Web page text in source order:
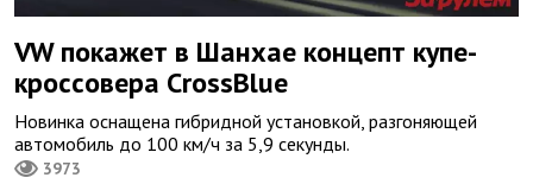
VW покажет в Шанхае концепт купе-
кроссовера CrossBlue
Новинка оснащена гибридной установкой, разгоняющей
автомобиль до 100 км/ч за 5,9 секунды.
3973